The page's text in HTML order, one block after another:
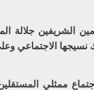
الشريفين جلالة
الاجتماعي وعلى
ممثلي